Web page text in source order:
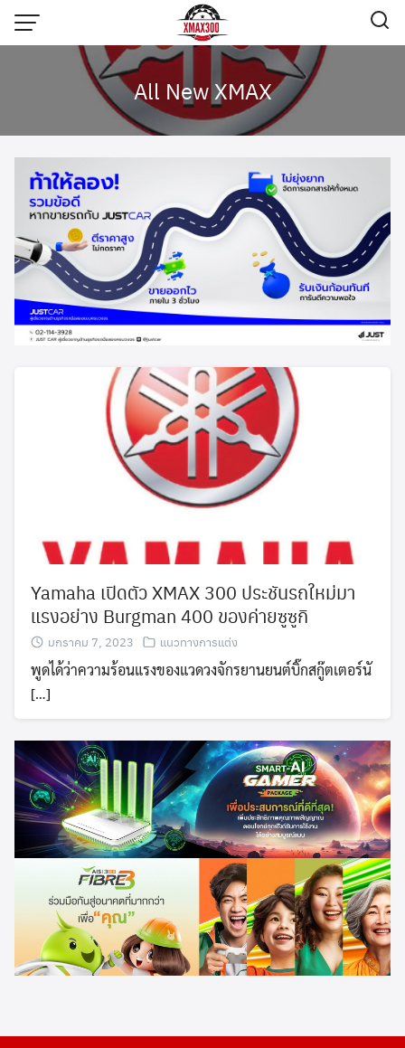
Skip
All New XMAX
Yamaha เปิดตัว XMAX 300 ประชันรถใหม่มา
แรงอย่าง Burgman 400 ของค่ายซูซูกิ
มกราคม 7, 2023 แนวทางการแต่ง
พูดได้ว่าความร้อนแรงของแวดวงจักรยานยนต์บิ๊กสกู๊ตเตอร์นั
[…]